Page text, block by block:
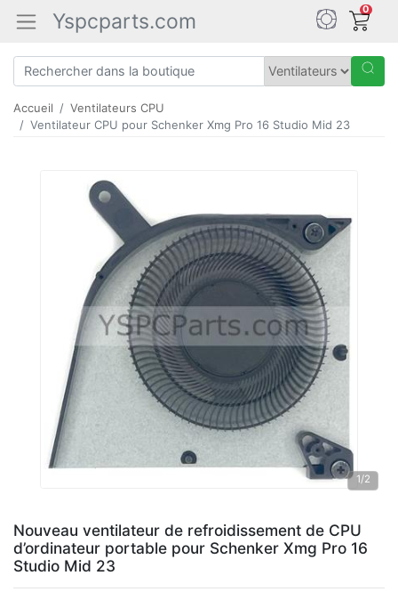
Yspcparts.com 0
Accueil
Ventilateurs CPU
Ventilateur CPU pour Schenker Xmg Pro 16 Studio Mid 23
1/2
Nouveau ventilateur de refroidissement de CPU
d’ordinateur portable pour Schenker Xmg Pro 16
Studio Mid 23